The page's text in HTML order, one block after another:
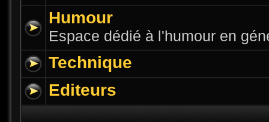
Humour
Espace dédié à l'humour en
Technique
Editeurs